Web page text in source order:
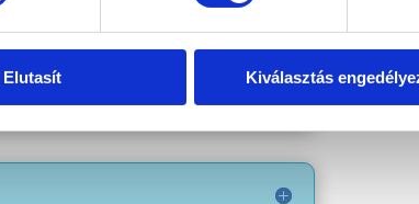
Elutasít Kiválasztás